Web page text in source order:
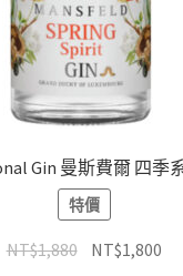
Gin 曼斯費爾 四季
特價
NT$1,880 NT$1,800